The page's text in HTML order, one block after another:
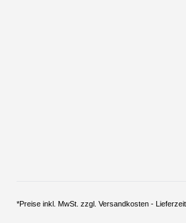
*Preise inkl. MwSt. zzgl. Versandkosten -